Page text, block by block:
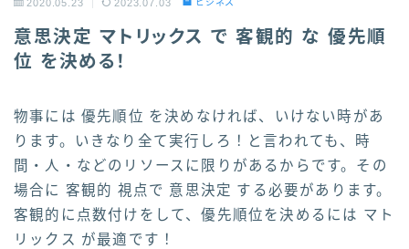
2020.05.23 2023.07.03 ビジネス
意思決定 マトリックス で 客観的 な 優先順
位 を決める！
物事には 優先順位 を決めなければ、いけない時があ
ります。いきなり全て実行しろ！と言われても、時
間・人・などのリソースに限りがあるからです。その
場合に 客観的 視点で 意思決定 する必要があります。
客観的に点数付けをして、優先順位を決めるには マト
リックス が最適です！